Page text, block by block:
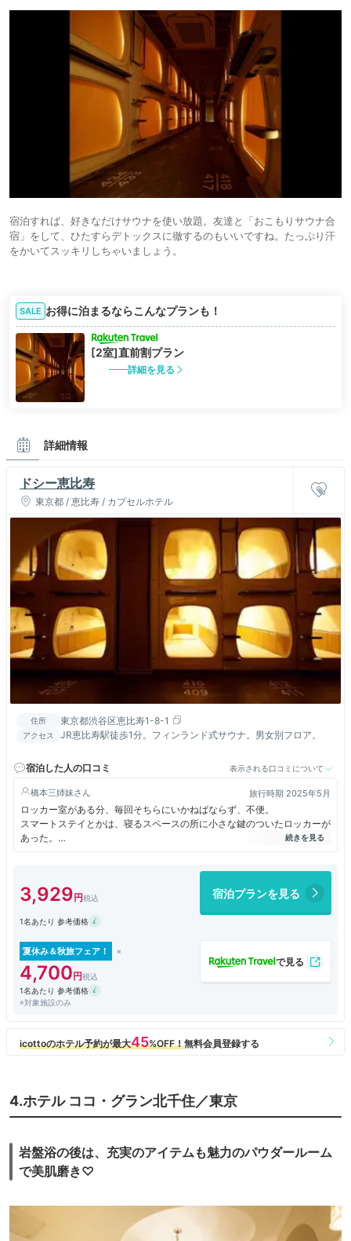
宿泊すれば、好きなだけサウナを使い放題。友達と「おこもりサウナ合
宿」をして、ひたすらデトックスに徹するのもいいですね。たっぷり汗
をかいてスッキリしちゃいましょう。
SALE お得に泊まるならこんなプランも！
[2室]直前割プラン
詳細を見る
詳細情報
ドシー恵比寿
東京都 / 恵比寿 / カプセルホテル
住所 東京都渋谷区恵比寿1-8-1
アクセス JR恵比寿駅徒歩1分。フィンランド式サウナ。男女別フロア。
宿泊した人の口コミ 表示される口コミについて
橋本三姉妹 旅行時期 2025年5月
ロッカー室がある分、毎回そちらにいかねばならず、不便。
スマートステイとかは、寝るスペースの所に小さな鍵のついたロッカーが
あった。
また、画面が突出しているので、動きにくい。設備が古めかしい。
3,929 宿泊プランを見る
1名あたり 参考価格
夏休み＆秋旅フェア！
4,700
1名あたり 参考価格
※対象施設のみ
4.ホテル ココ・グラン北千住／東京
岩盤浴の後は、充実のアイテムも魅力のパウダールーム
で美肌磨き♡